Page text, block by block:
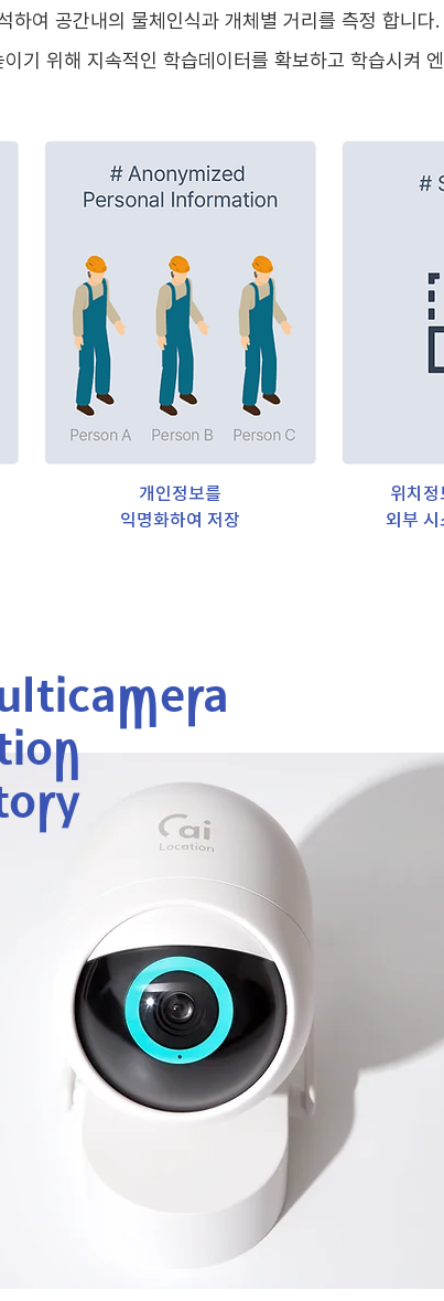
하여 공간내의 물체인식과 개체별 거리를 측정 합니다.
기 위해 지속적인 학습데이터를 확보하고 학습시켜
개인정보를
익명화하여 저장
위치정
외부